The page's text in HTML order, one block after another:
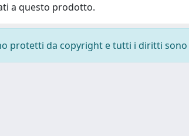
a questo prodotto.
protetti da copyright e tutti i diritti